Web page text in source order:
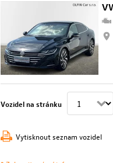
Vozidel na stránku
Vytisknout seznam vozidel